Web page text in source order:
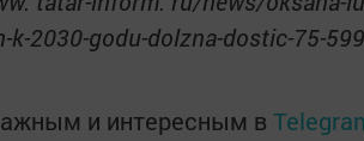
k-2030-godu-dolzna-dostic-75-
и интересным в